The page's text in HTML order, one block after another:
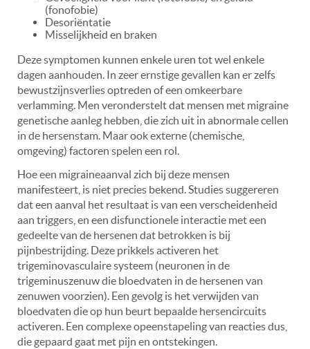
(fonofobie)
Desoriëntatie
Misselijkheid en braken
Deze symptomen kunnen enkele uren tot wel enkele
dagen aanhouden. In zeer ernstige gevallen kan er zelfs
bewustzijnsverlies optreden of een omkeerbare
verlamming. Men veronderstelt dat mensen met migraine
genetische aanleg hebben, die zich uit in abnormale cellen
in de hersenstam. Maar ook externe (chemische,
omgeving) factoren spelen een rol.
Hoe een migraineaanval zich bij deze mensen
manifesteert, is niet precies bekend. Studies suggereren
dat een aanval het resultaat is van een verscheidenheid
aan triggers, en een disfunctionele interactie met een
gedeelte van de hersenen dat betrokken is bij
pijnbestrijding. Deze prikkels activeren het
trigeminovasculaire systeem (neuronen in de
trigeminuszenuw die bloedvaten in de hersenen van
zenuwen voorzien). Een gevolg is het verwijden van
bloedvaten die op hun beurt bepaalde hersencircuits
activeren. Een complexe opeenstapeling van reacties dus,
die gepaard gaat met pijn en ontstekingen.